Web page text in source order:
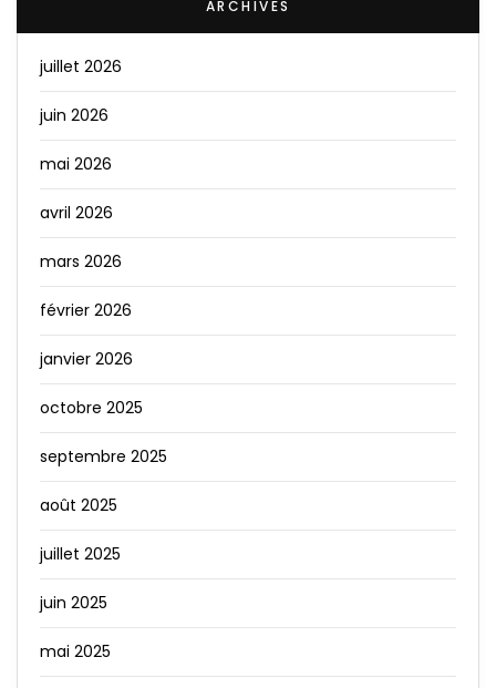
ARCHIVES
juillet 2026
juin 2026
mai 2026
avril 2026
mars 2026
février 2026
janvier 2026
octobre 2025
septembre 2025
août 2025
juillet 2025
juin 2025
mai 2025